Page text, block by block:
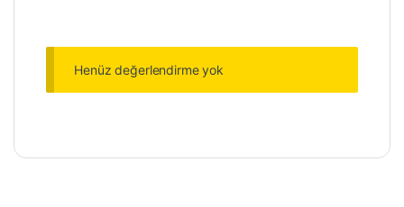
Henüz değerlendirme yok